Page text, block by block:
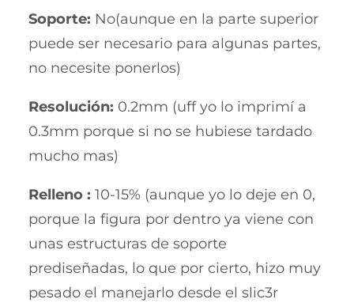
Soporte: No(aunque en la parte superior
puede ser necesario para algunas partes,
no necesite ponerlos)
Resolución: 0.2mm (uff yo lo imprimí a
0.3mm porque si no se hubiese tardado
mucho mas)
Relleno : 10-15% (aunque yo lo deje en 0,
porque la figura por dentro ya viene con
unas estructuras de soporte
prediseñadas, lo que por cierto, hizo muy
pesado el manejarlo desde el slic3r